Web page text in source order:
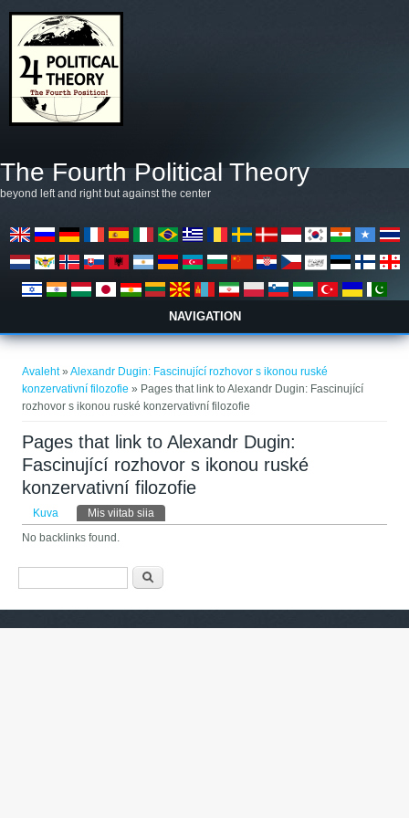
The Fourth Political Theory
beyond left and right but against the center
NAVIGATION
Avaleht»Alexandr Dugin: Fascinující rozhovor s ikonou ruské
konzervativní filozofie » Pages that link to Alexandr Dugin: Fascinující
rozhovor s ikonou ruské konzervativní filozofie
Pages that link to Alexandr Dugin:
Fascinující rozhovor s ikonou ruské
konzervativní filozofie
Peasakid
Kuva Mis viitab siia
No backlinks found.